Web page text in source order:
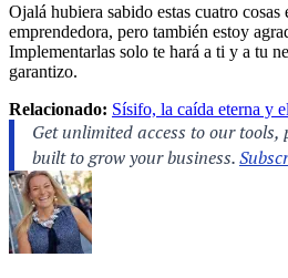
Ojalá hubiera sabido estas cuatro
emprendedora, pero también estoy
Implementarlas solo te hará a ti y a tu
garantizo.
Relacionado: Sísifo, la caída eterna y